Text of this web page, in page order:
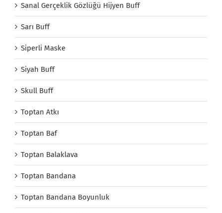
Sanal Gerçeklik Gözlüğü Hijyen Buff
Sarı Buff
Siperli Maske
Siyah Buff
Skull Buff
Toptan Atkı
Toptan Baf
Toptan Balaklava
Toptan Bandana
Toptan Bandana Boyunluk